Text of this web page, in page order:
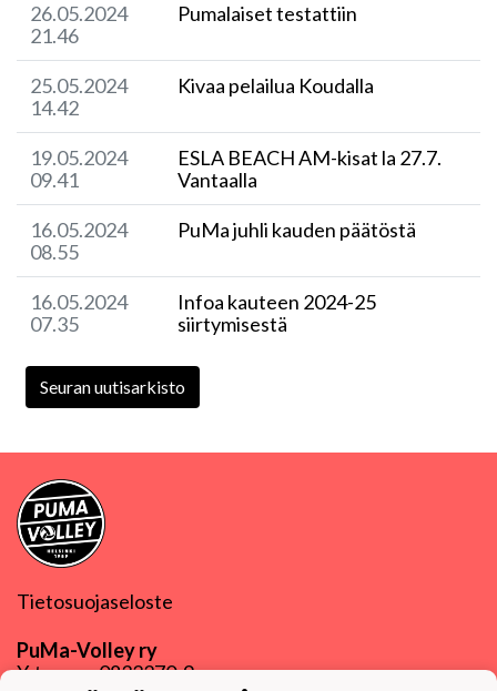
26.05.2024
21.46
Pumalaiset testattiin
25.05.2024
14.42
Kivaa pelailua Koudalla
19.05.2024
09.41
ESLA BEACH AM-kisat la 27.7.
Vantaalla
16.05.2024
08.55
PuMa juhli kauden päätöstä
16.05.2024
07.35
Infoa kauteen 2024-25
siirtymisestä
Seuran uutisarkisto
Tietosuojaseloste
PuMa-Volley ry
Y-tunnus0832270-9